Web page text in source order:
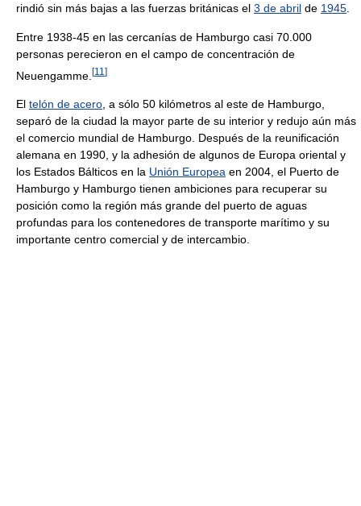
rindió sin más bajas a las fuerzas británicas el 3 de abril de 1945
Entre 1938-45 en las cercanías de Hamburgo casi 70.000
personas perecieron en el campo de concentración de
Neuengamme. [11 ]
El telón de acero, a sólo 50 kilómetros al este de Hamburgo,
separó de la ciudad la mayor parte de su interior y redujo aún más
el comercio mundial de Hamburgo. Después de la reunificación
alemana en 1990, y la adhesión de algunos de Europa oriental y
los Estados Bálticos en la Unión Europea en 2004, el Puerto de
Hamburgo y Hamburgo tienen ambiciones para recuperar su
posición como la región más grande del puerto de aguas
profundas para los contenedores de transporte marítimo y su
importante centro comercial y de intercambio.